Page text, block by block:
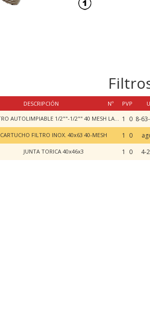
DESCRIPCIÓN Nº PVP
"FILTRO AUTOLIMPIABLE 1/2""-1/2"" 40 MESH LATON C/VALVULA DE 1/2""" 1
0
CARTUCHO FILTRO INOX. 40x63 40-MESH 1 0
JUNTA TORICA 40x46x3 1 0 4-